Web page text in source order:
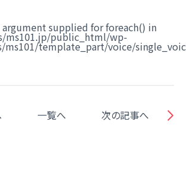
argument supplied for foreach() in
ms101.jp/public_html/wp-
template_part/voice/
一覧へ 次の記事へ